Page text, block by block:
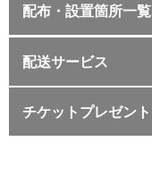
配布・設置箇所一覧
配送サービス
チケットプレゼント